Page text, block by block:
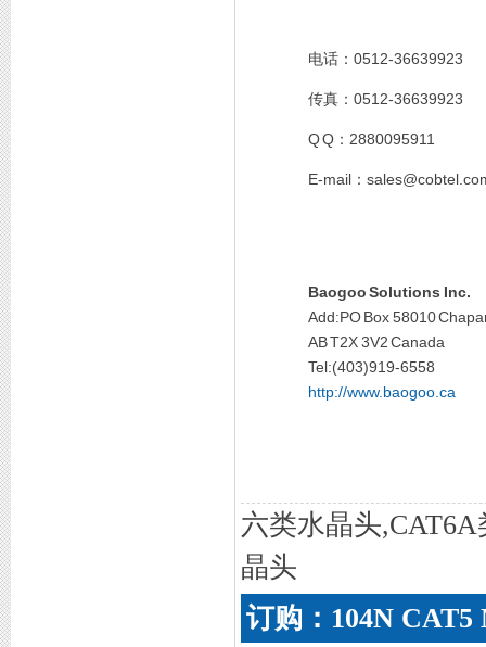
电话： 0512-36639923
传真： 0512-36639923
Q Q ： 2880095911
E-mail ：
Baogoo Solutions Inc.
Add:PO Box 58010
AB T2X 3V2 Canada
Tel:(403)919-6558
http://www.baogoo.ca
六类水晶头
晶头
订购：104N